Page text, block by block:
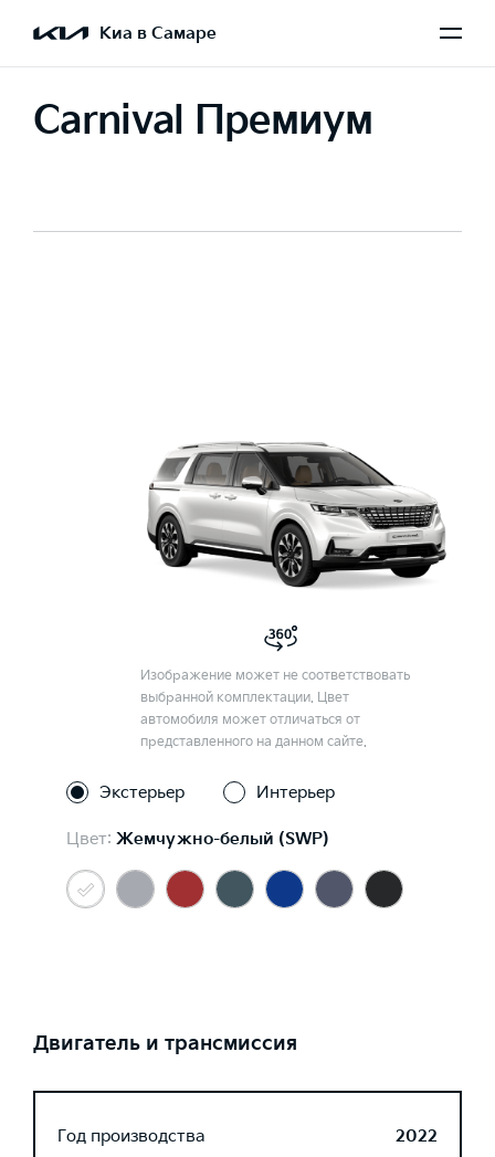
Киа в Самаре
Carnival Премиум
Изображение может не соответствовать
выбранной комплектации. Цвет
автомобиля может отличаться от
представленного на данном сайте.
Экстерьер Интерьер
Цвет: Жемчужно-белый (SWP)
Двигатель и трансмиссия
Год производства
2022